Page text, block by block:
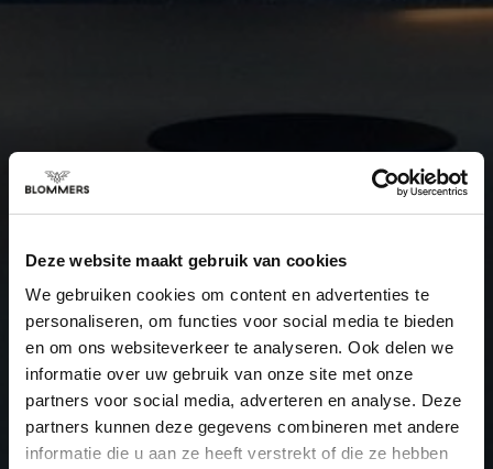
Deze website maakt gebruik van cookies
We gebruiken cookies om content en advertenties te
personaliseren, om functies voor social media te bieden
en om ons websiteverkeer te analyseren. Ook delen we
informatie over uw gebruik van onze site met onze
partners voor social media, adverteren en analyse. Deze
partners kunnen deze gegevens combineren met andere
informatie die u aan ze heeft verstrekt of die ze hebben